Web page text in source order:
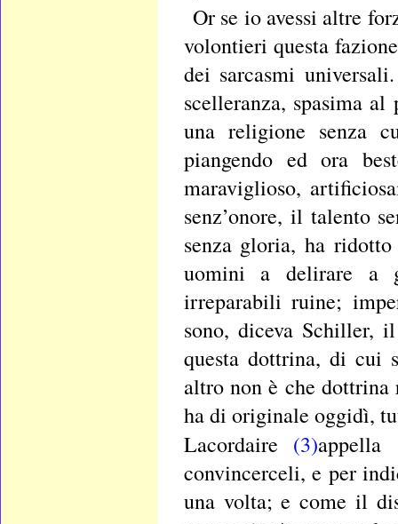
Or se io avessi altre
volontieri questa
dei sarcasmi
scelleranza, spasima
una religione senza
piangendo ed ora
maraviglioso,
senz’onore, il talento
senza gloria, ha
uomini a delirare a
irreparabili ruine;
sono, diceva Schiller,
questa dottrina, di cui
altro non è che
ha di originale oggidì,
Lacordaire (3)appella
convincerceli, e per
una volta; e come il